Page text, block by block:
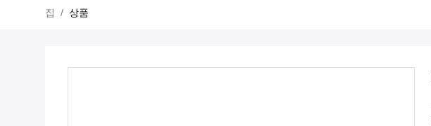
집 / 상품